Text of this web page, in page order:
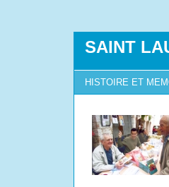
SAINT
HISTOIRE ET